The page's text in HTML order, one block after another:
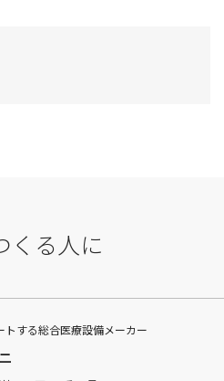
くる人に
する総合医療設備メーカー